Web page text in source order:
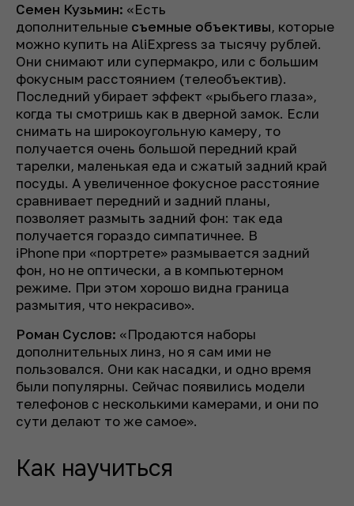
Семен Кузьмин: «Есть
дополнительные съемные объективы, которые
можно купить на AliExpress за тысячу рублей.
Они снимают или супермакро, или с большим
фокусным расстоянием (телеобъектив).
Последний убирает эффект «рыбьего глаза»,
когда ты смотришь как в дверной замок. Если
снимать на широкоугольную камеру, то
получается очень большой передний край
тарелки, маленькая еда и сжатый задний край
посуды. А увеличенное фокусное расстояние
сравнивает передний и задний планы,
позволяет размыть задний фон: так еда
получается гораздо симпатичнее. В
iPhone при «портрете» размывается задний
фон, но не оптически, а в компьютерном
режиме. При этом хорошо видна граница
размытия, что некрасиво».
Роман Суслов: «Продаются наборы
дополнительных линз, но я сам ими не
пользовался. Они как насадки, и одно время
были популярны. Сейчас появились модели
телефонов с несколькими камерами, и они по
сути делают то же самое».
Как научиться